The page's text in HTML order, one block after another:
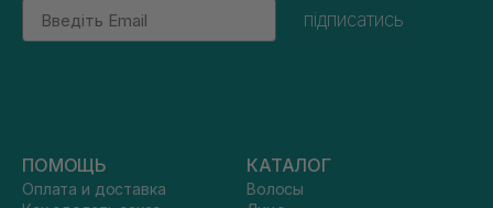
Email
підписатись
ПОМОЩЬ
Оплата и доставка
КАТАЛОГ
Волосы